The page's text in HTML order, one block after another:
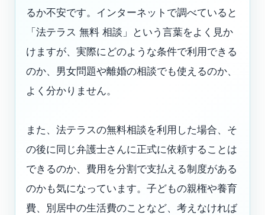
るか不安です。インターネットで調べていると
「法テラス 無料 相談」という言葉をよく見か
けますが、実際にどのような条件で利用できる
のか、男女問題や離婚の相談でも使えるのか、
よく分かりません。
また、法テラスの無料相談を利用した場合、そ
の後に同じ弁護士さんに正式に依頼することは
できるのか、費用を分割で支払える制度がある
のかも気になっています。子どもの親権や養育
費、別居中の生活費のことなど、考えなければ